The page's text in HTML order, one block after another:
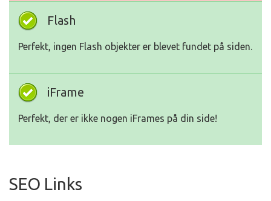
Flash
Perfekt, ingen Flash objekter er blevet fundet på siden.
iFrame
Perfekt, der er ikke nogen iFrames på din side!
SEO Links